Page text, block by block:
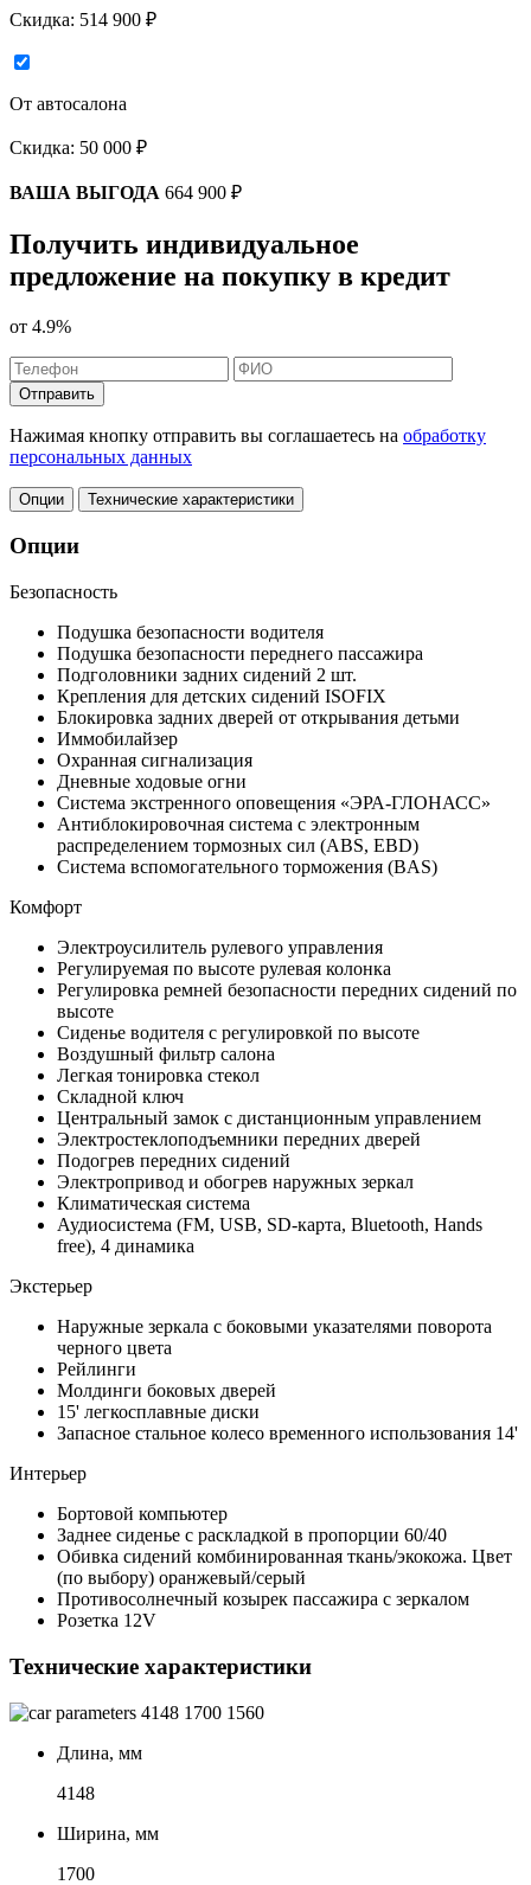
Скидка: 514 900 ₽
От автосалона
Скидка: 50 000 ₽
ВАША ВЫГОДА 664 900 ₽
Получить индивидуальное
предложение на покупку в кредит
от 4.9%
Отправить
Нажимая кнопку отправить вы соглашаетесь на обработку
персональных данных
Опции Технические характеристики
Опции
Безопасность
Подушка безопасности водителя
Подушка безопасности переднего пассажира
Подголовники задних сидений 2 шт.
Крепления для детских сидений ISOFIX
Блокировка задних дверей от открывания детьми
Иммобилайзер
Охранная сигнализация
Дневные ходовые огни
Система экстренного оповещения «ЭРА-ГЛОНАСС»
Антиблокировочная система с электронным
распределением тормозных сил (ABS, EBD)
Система вспомогательного торможения (BAS)
Комфорт
Электроусилитель рулевого управления
Регулируемая по высоте рулевая колонка
Регулировка ремней безопасности передних сидений по
высоте
Сиденье водителя с регулировкой по высоте
Воздушный фильтр салона
Легкая тонировка стекол
Складной ключ
Центральный замок с дистанционным управлением
Электростеклоподъемники передних дверей
Подогрев передних сидений
Электропривод и обогрев наружных зеркал
Климатическая система
Аудиосистема (FM, USB, SD-карта, Bluetooth, Hands
free), 4 динамика
Экстерьер
Наружные зеркала с боковыми указателями поворота
черного цвета
Рейлинги
Молдинги боковых дверей
15' легкосплавные диски
Запасное стальное колесо временного использования 14'
Интерьер
Бортовой компьютер
Заднее сиденье с раскладкой в пропорции 60/40
Обивка сидений комбинированная ткань/экокожа. Цвет
(по выбору) оранжевый/серый
Противосолнечный козырек пассажира с зеркалом
Розетка 12V
Технические характеристики
4148 1700 1560
Длина, мм
4148
Ширина, мм
1700